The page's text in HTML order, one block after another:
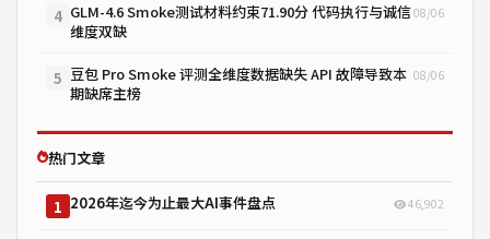
4 GLM-4.6 Smoke测试材料约束71.90分 代码执行与诚信
维度双缺
08/06
5 豆包 Pro Smoke 评测全维度数据缺失 API 故障导致本
期缺席主榜
08/06
热门文章
1 2026年迄今为止最大AI事件盘点 46,902